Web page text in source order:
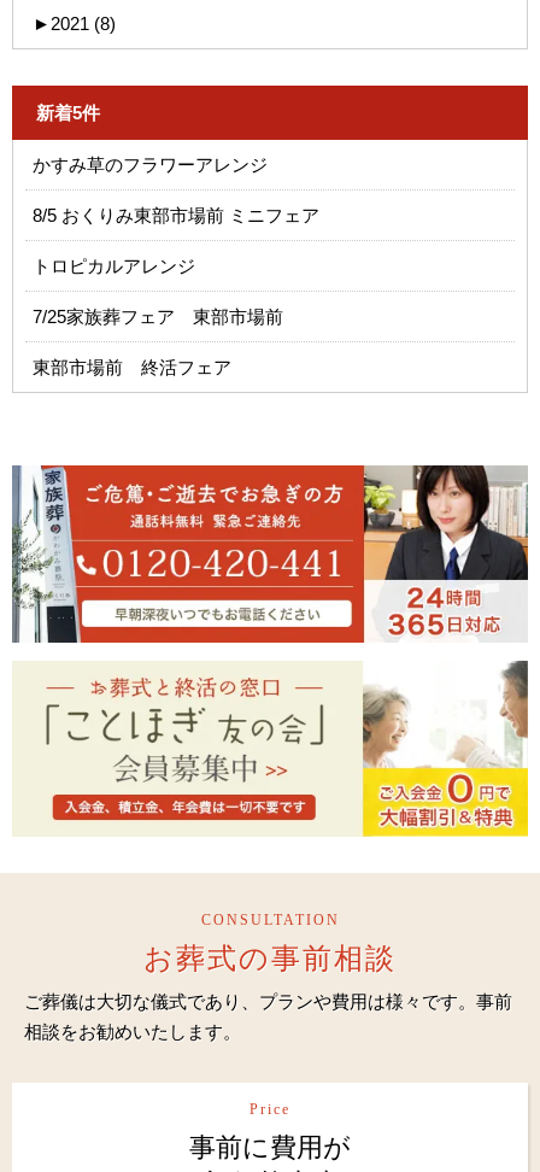
► 2021 (8)
新着5件
かすみ草のフラワーアレンジ
8/5 おくりみ東部市場前 ミニフェア
トロピカルアレンジ
7/25家族葬フェア 東部市場前
東部市場前 終活フェア
CONSULTATION
お葬式の事前相談
ご葬儀は大切な儀式であり、プランや費用は様々です。事前
相談をお勧めいたします。
Price
事前に費用が